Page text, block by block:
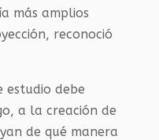
más amplios
reconoció
estudio debe
a la creación de
de qué manera